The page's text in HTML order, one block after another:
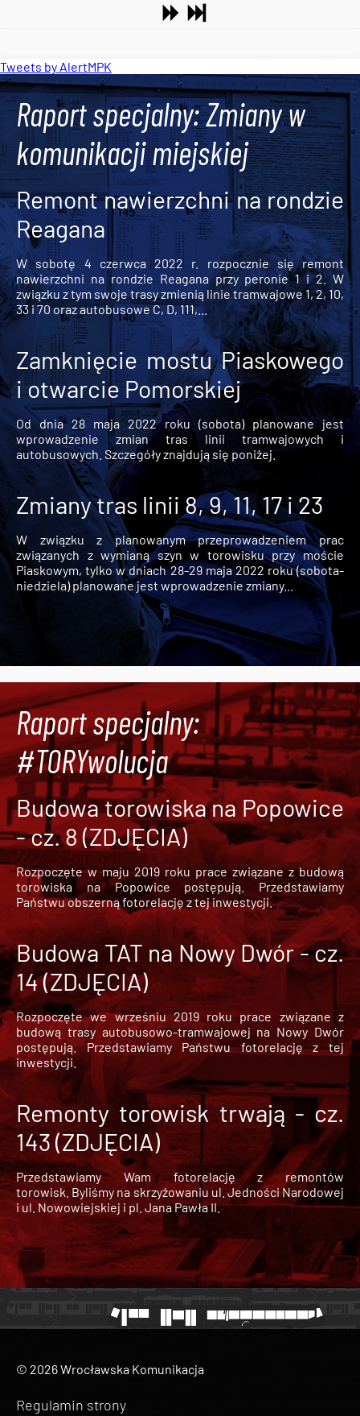
Tweets by AlertMPK
Raport specjalny: Zmiany w
komunikacji miejskiej
Remont nawierzchni na rondzie
Reagana
W sobotę 4 czerwca 2022 r. rozpocznie się remont
nawierzchni na rondzie Reagana przy peronie 1 i 2. W
związku z tym swoje trasy zmienią linie tramwajowe 1, 2, 10,
33 i 70 oraz autobusowe C, D, 111,...
Zamknięcie mostu Piaskowego
i otwarcie Pomorskiej
Od dnia 28 maja 2022 roku (sobota) planowane jest
wprowadzenie zmian tras linii tramwajowych i
autobusowych. Szczegóły znajdują się poniżej.
Zmiany tras linii 8, 9, 11, 17 i 23
W związku z planowanym przeprowadzeniem prac
związanych z wymianą szyn w torowisku przy moście
Piaskowym, tylko w dniach 28-29 maja 2022 roku (sobota-
niedziela) planowane jest wprowadzenie zmiany...
Raport specjalny:
#TORYwolucja
Budowa torowiska na Popowice
- cz. 8 (ZDJĘCIA)
Rozpoczęte w maju 2019 roku prace związane z budową
torowiska na Popowice
postępują. Przedstawiamy
Państwu obszerną fotorelację z tej inwestycji.
Budowa TAT na Nowy Dwór - cz.
14 (ZDJĘCIA)
Rozpoczęte we wrześniu 2019 roku prace związane z
budową trasy autobusowo-tramwajowej na Nowy Dwór
postępują. Przedstawiamy Państwu fotorelację z tej
inwestycji.
Remonty torowisk trwają - cz.
143 (ZDJĘCIA)
Przedstawiamy Wam fotorelację z remontów
torowisk. Byliśmy na skrzyżowaniu ul. Jedności Narodowej
i ul. Nowowiejskiej i pl. Jana Pawła II.
© 2026 Wrocławska Komunikacja
Regulamin strony